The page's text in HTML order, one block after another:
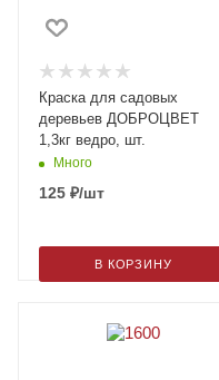
Краска для садовых
деревьев ДОБРОЦВЕТ
1,3кг ведро, шт.
Много
125 ₽/шт
В КОРЗИНУ